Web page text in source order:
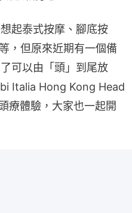
起泰式按摩、腳底按
，但原來近期有一個備
可以由「頭」到尾放
Italia Hong Kong Head
療體驗，大家也一起開